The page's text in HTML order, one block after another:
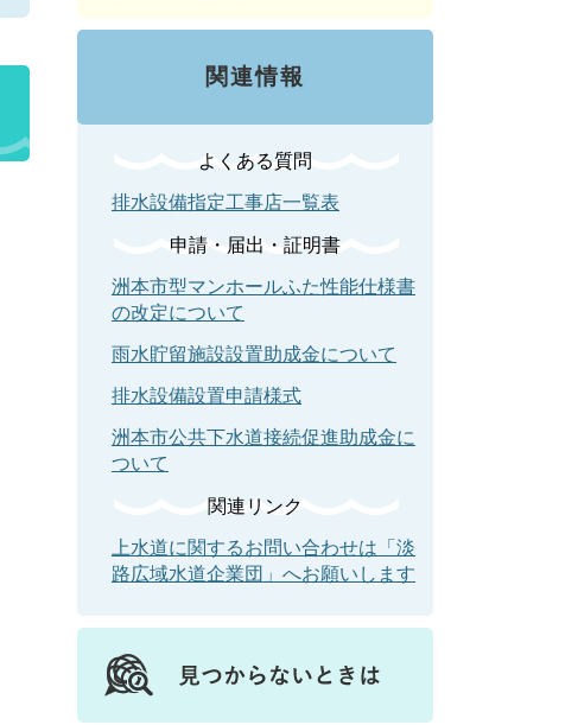
関連情報
よくある質問
排水設備指定工事店一覧表
申請・届出・証明書
洲本市型マンホールふた性能仕様書
の改定について
雨水貯留施設設置助成金について
排水設備設置申請様式
洲本市公共下水道接続促進助成金に
ついて
関連リンク
上水道に関するお問い合わせは「淡
路広域水道企業団」へお願いします